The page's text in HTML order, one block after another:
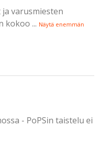
varusmiesten
kokoo ... Näytä enemmän
- PoPSin taistelu ei